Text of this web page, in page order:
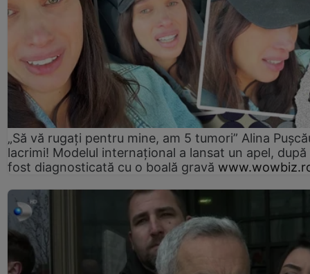
„Să vă rugați pentru mine, am 5 tumori” Alina
lacrimi! Modelul internațional a lansat un apel, după
fost diagnosticată cu o boală gravă